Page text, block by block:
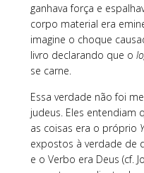
ganhava força e
corpo material era
imagine o choque
livro declarando que o
se carne.
Essa verdade não foi
judeus. Eles entendiam
as coisas era o próprio
expostos à verdade de
e o Verbo era Deus (cf.